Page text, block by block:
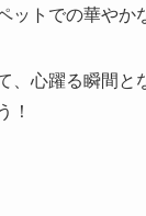
ットでの華やか
、心躍る瞬間と
！